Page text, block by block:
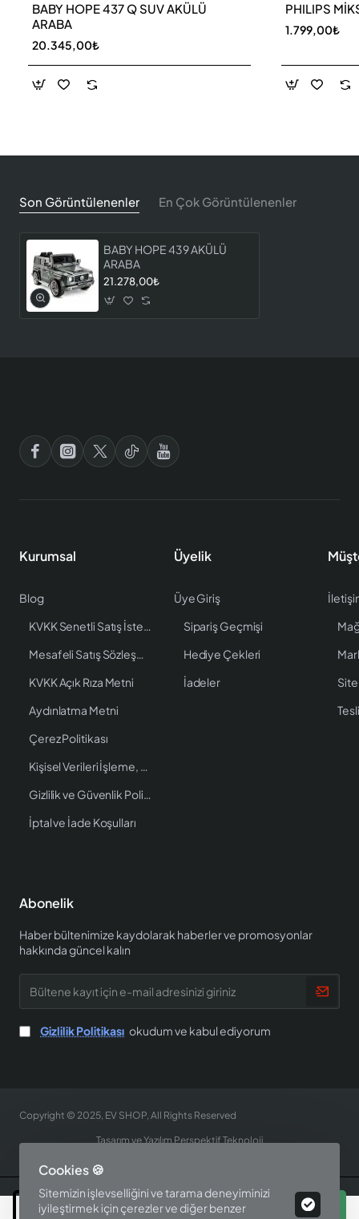
Cookies 🍪
Sitemizin işlevselliğini ve tarama deneyiminizi
iyileştirmek için çerezler ve diğer benzer
Sepete Ekle
BABY HOPE 437 Q SUV AKÜLÜ
ARABA
20.345,00₺
PHILIPS
1.799,00₺
Son Görüntülenenler En Çok Görüntülenenler
BABY HOPE 439 AKÜLÜ
ARABA
21.278,00₺
Kurumsal
Blog
KVKK Senetli Satış İstenen Bilgiler
Mesafeli Satış Sözleşmesi
KVKK Açık Rıza Metni
Aydınlatma Metni
Çerez Politikası
Kişisel Verileri İşleme, Saklama ve İmha Politikası
Gizlilik ve Güvenlik Politikası
İptal ve İade Koşulları
Üyelik
Üye Giriş
Sipariş Geçmişi
Hediye Çekleri
İadeler
Site
Abonelik
Haber bültenimize kaydolarak haberler ve promosyonlar
hakkında güncel kalın
kayıt
için
e-
mail
Gizlilik Politikası okudum ve kabul ediyorum
Copyright © 2025, EV SHOP, All Rights Reserved
Tasarım ve Yazılım Perspektif Teknoloji